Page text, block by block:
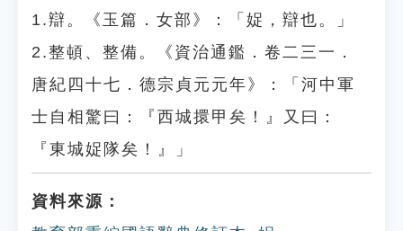
1.辯。《玉篇．女部》：「娖，辯也。」
2.整頓、整備。《資治通鑑．卷二三一．
唐紀四十七．德宗貞元元年》：「河中軍
士自相驚曰：『西城擐甲矣！』又曰：
『東城娖隊矣！』」
資料來源：